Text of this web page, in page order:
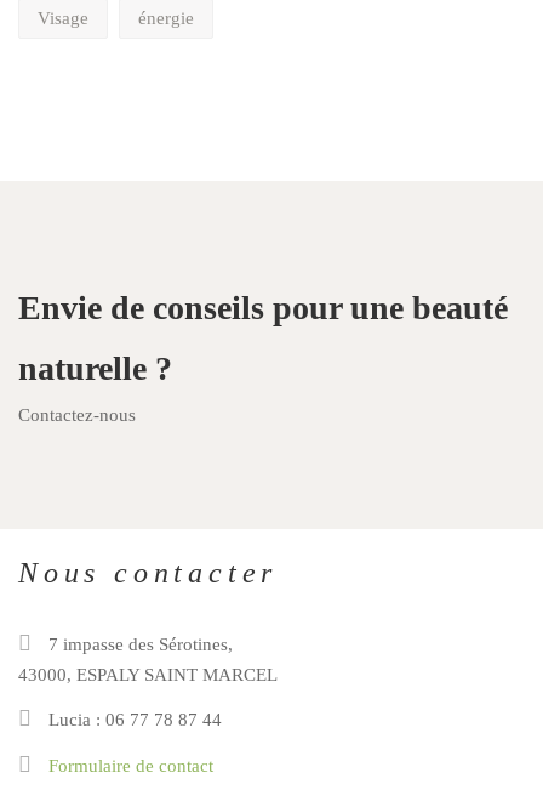
Visage énergie
Envie de conseils pour une beauté
naturelle ?
Contactez-nous
Nous contacter
7 impasse des Sérotines,
43000, ESPALY SAINT MARCEL
Lucia : 06 77 78 87 44
Formulaire de contact